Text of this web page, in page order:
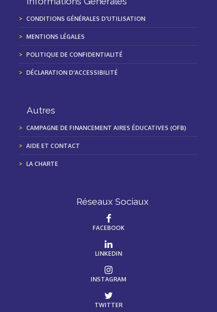
CONDITIONS GÉNÉRALES D'UTILISATION
MENTIONS LÉGALES
POLITIQUE DE CONFIDENTIALITÉ
DÉCLARATION D'ACCESSIBILITÉ
Autres
CAMPAGNE DE FINANCEMENT AIRES ÉDUCATIVES (OFB)
AIDE ET CONTACT
LA CHARTE
Réseaux Sociaux
FACEBOOK
LINKEDIN
INSTAGRAM
TWITTER